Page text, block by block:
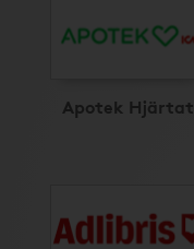
Apotek Hjärtat